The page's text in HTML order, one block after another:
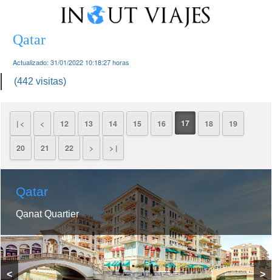
Qatar
Actualizado: 31/01/2022 10:18:27horas
(442 visitas)
| < < 12 13 14 15 16 17 18 19
20 21 22 > > |
Qatar
Qanat Quartier
< >